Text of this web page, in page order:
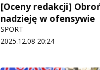
[Oceny redakcji]
nadzieję w ofensywie
SPORT
2025.12.08 20:24